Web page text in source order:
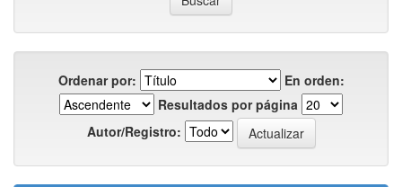
Ordenar por:
En orden:
Resultados por página
Autor/Registro: